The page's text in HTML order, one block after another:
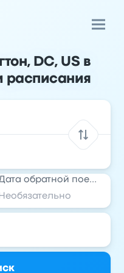
DC, US в
расписания
Дата обратной поездки